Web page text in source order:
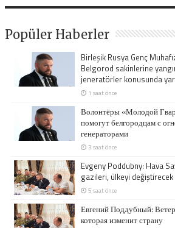
Popüler Haberler
Birleşik Rusya Genç
Belgorod sakinlerine
jeneratörler konusunda
1 saat önce
Волонтёры «Молодой
помогут белгородцам с
генераторами
3 saat önce
Evgeny Poddubny: Hava
gazileri, ülkeyi
5 saat önce
Евгений Поддубный:
которая изменит страну